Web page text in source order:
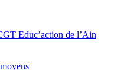
Educ’action de l’Ain